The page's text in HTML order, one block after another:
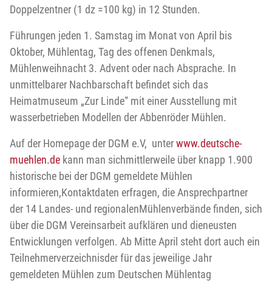
Doppelzentner (1 dz =100 kg) in 12 Stunden.
Führungen jeden 1. Samstag im Monat von April bis
Oktober, Mühlentag, Tag des offenen Denkmals,
Mühlenweihnacht 3. Advent oder nach Absprache. In
unmittelbarer Nachbarschaft befindet sich das
Heimatmuseum „Zur Linde“ mit einer Ausstellung mit
wasserbetrieben Modellen der Abbenröder Mühlen.
Auf der Homepage der DGM e.V, unterwww.deutsche-
muehlen.de kann man sichmittlerweile über knapp 1.900
historische bei der DGM gemeldete Mühlen
informieren,Kontaktdaten erfragen, die Ansprechpartner
der 14 Landes- und regionalenMühlenverbände finden, sich
über die DGM Vereinsarbeit aufklären und dieneusten
Entwicklungen verfolgen. Ab Mitte April steht dort auch ein
Teilnehmerverzeichnisder für das jeweilige Jahr
gemeldeten Mühlen zum Deutschen Mühlentag